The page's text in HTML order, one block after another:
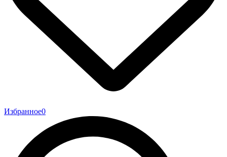
Избранное0